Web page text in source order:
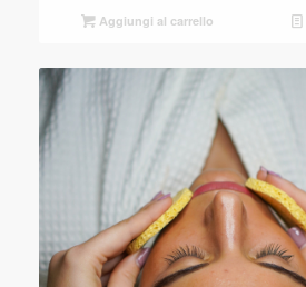
Aggiungi al carrello